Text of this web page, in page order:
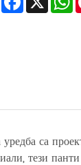
са
тези